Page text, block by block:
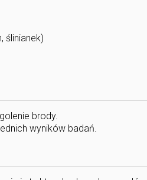
ślinianek)
brody.
wyników badań.